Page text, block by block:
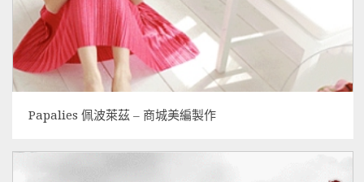
Papalies 佩波萊茲 – 商城美編製作